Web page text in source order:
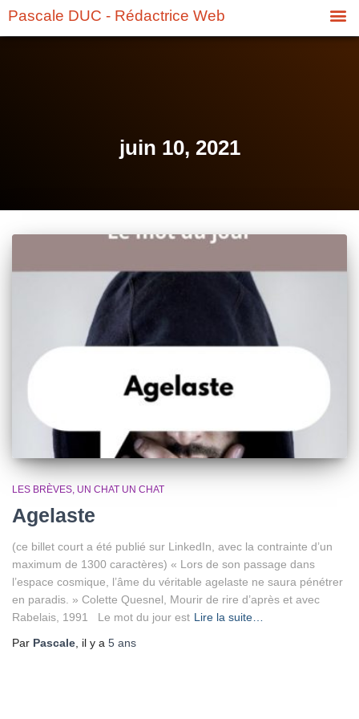
Pascale DUC - Rédactrice Web
juin 10, 2021
LES BRÈVES UN CHAT UN CHAT
Agelaste
(ce billet court a été publié sur LinkedIn, avec la contrainte d’un
maximum de 1300 caractères) « Lors de son passage dans
l’espace cosmique, l’âme du véritable agelaste ne saura pénétrer
en paradis. » Colette Quesnel, Mourir de rire d’après et avec
Rabelais, 1991 Le mot du jour est Lire la suite…
Par Pascale , il y a 5 ans